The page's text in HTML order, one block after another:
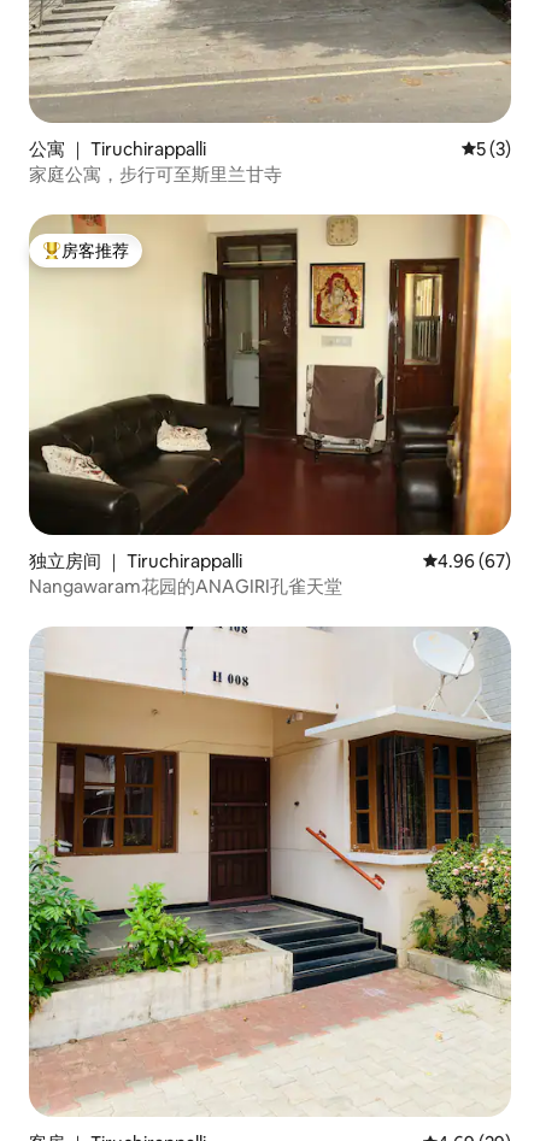
公寓 ｜ Tiruchirappalli 平均评分
5 (3)
家庭公寓，步行可至斯里兰甘寺
热门「房客推荐」
房客推荐
独立房间 ｜ Tiruchirappalli 平均评分 4.96
4.96 (67)
Nangawaram花园的ANAGIRI孔雀天堂